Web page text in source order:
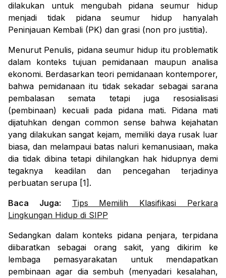
dilakukan untuk mengubah pidana seumur hidup
menjadi tidak pidana seumur hidup hanyalah
Peninjauan Kembali (PK) dan grasi (non pro justitia).
Menurut Penulis, pidana seumur hidup itu problematik
dalam konteks tujuan pemidanaan maupun analisa
ekonomi. Berdasarkan teori pemidanaan kontemporer,
bahwa pemidanaan itu tidak sekadar sebagai sarana
pembalasan semata tetapi juga resosialisasi
(pembinaan) kecuali pada pidana mati. Pidana mati
dijatuhkan dengancommon sensebahwa kejahatan
yang dilakukan sangat kejam, memiliki daya rusak luar
biasa, dan melampaui batas naluri kemanusiaan, maka
dia tidak dibina tetapi dihilangkan hak hidupnya demi
tegaknya keadilan dan pencegahan terjadinya
perbuatan serupa [1] .
Baca Juga:
Tips Memilih Klasifikasi Perkara
Lingkungan Hidup di SIPP
Sedangkan dalam konteks pidana penjara,terpidana
diibaratkan sebagai orang sakit, yang dikirim ke
lembaga pemasyarakatan untuk mendapatkan
pembinaan agar dia sembuh (menyadari kesalahan,